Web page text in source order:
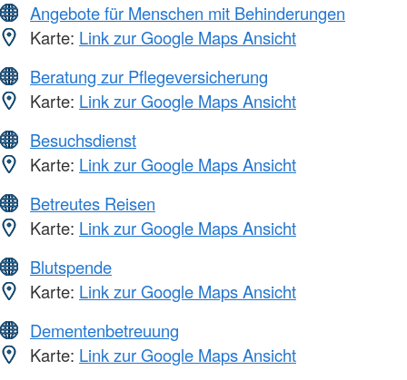
Angebote für Menschen mit Behinderungen
Karte: Link zur Google Maps Ansicht
Beratung zur Pflegeversicherung
Karte: Link zur Google Maps Ansicht
Besuchsdienst
Karte: Link zur Google Maps Ansicht
Betreutes Reisen
Karte: Link zur Google Maps Ansicht
Blutspende
Karte: Link zur Google Maps Ansicht
Dementenbetreuung
Karte: Link zur Google Maps Ansicht